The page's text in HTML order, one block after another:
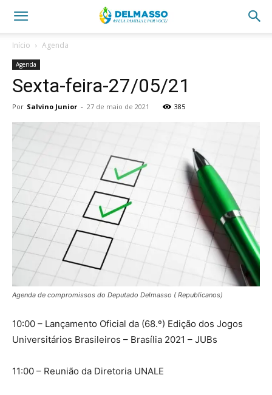
Início Agenda
Agenda
Sexta-feira-27/05/21
Por Salvino Junior - 27 de maio de 2021 385
Agenda de compromissos do Deputado Delmasso ( Republicanos)
10:00 – Lançamento Oficial da (68.º) Edição dos Jogos
Universitários Brasileiros – Brasília 2021 – JUBs
11:00 – Reunião da Diretoria UNALE